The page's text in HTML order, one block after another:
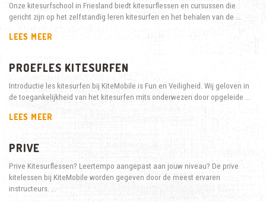
Onze kitesurfschool in Friesland biedt kitesurflessen en cursussen die
gericht zijn op het zelfstandig leren kitesurfen en het behalen van de …
LEES MEER
PROEFLES KITESURFEN
Introductie les kitesurfen bij KiteMobile is Fun en Veiligheid. Wij geloven in
de toegankelijkheid van het kitesurfen mits onderwezen door opgeleide …
LEES MEER
PRIVE
Prive Kitesurflessen? Leertempo aangepast aan jouw niveau? De prive
kitelessen bij KiteMobile worden gegeven door de meest ervaren
instructeurs. …